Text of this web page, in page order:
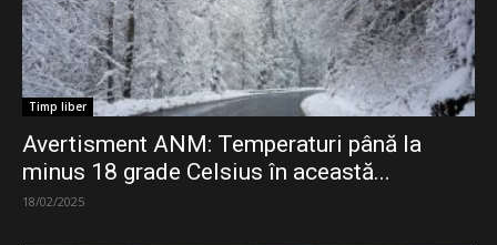
Timp liber
Avertisment ANM: Temperaturi până la
minus 18 grade Celsius în această...
18/02/2025